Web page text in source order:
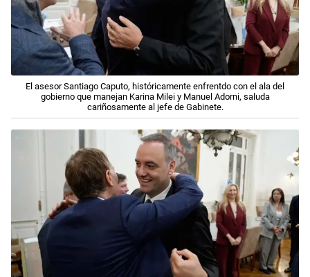
El asesor Santiago Caputo, históricamente enfrentdo con el ala del
gobierno que manejan Karina Milei y Manuel Adorni, saluda
cariñosamente al jefe de Gabinete.